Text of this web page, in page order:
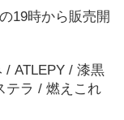
19時から販売開
/ ATLEPY / 漆黒
テラ / 燃えこれ